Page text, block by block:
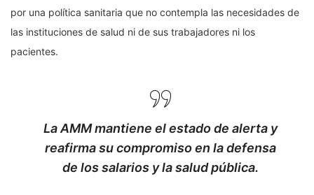
por una política sanitaria que no contempla las necesidades de
las instituciones de salud ni de sus trabajadores ni los
pacientes.
La AMM mantiene el estado de alerta y
reafirma su compromiso en la defensa
de los salarios y la salud pública.